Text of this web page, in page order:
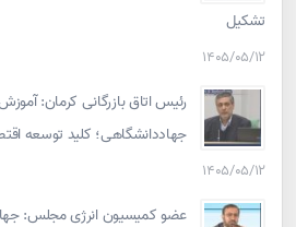
تشکیل
۱۴۰۵/۰۵/۱۲
رئیس اتاق بازرگانی کرمان:
جهاددانشگاهی؛ کلید توسعه
۱۴۰۵/۰۵/۱۲
عضو کمیسیون انرژی مجلس: